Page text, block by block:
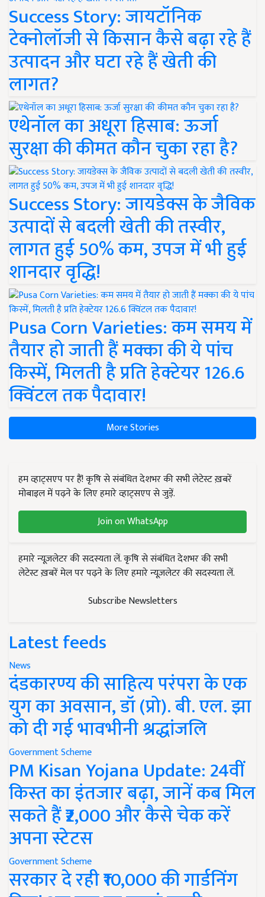
Success Story: जायटॉनिक
टेक्नोलॉजी से किसान कैसे बढ़ा रहे हैं
उत्पादन और घटा रहे हैं खेती की
लागत?
एथेनॉल का अधूरा हिसाब: ऊर्जा
सुरक्षा की कीमत कौन चुका रहा है?
Success Story: जायडेक्स के जैविक
उत्पादों से बदली खेती की तस्वीर,
लागत हुई 50% कम, उपज में भी हुई
शानदार वृद्धि!
Pusa Corn Varieties: कम समय में
तैयार हो जाती हैं मक्का की ये पांच
किस्में, मिलती है प्रति हेक्टेयर 126.6
क्विंटल तक पैदावार!
More Stories
हम व्हाट्सएप पर हैं! कृषि से संबंधित देशभर की सभी लेटेस्ट ख़बरें
मोबाइल में पढ़ने के लिए हमारे व्हाट्सएप से जुड़ें.
Join on WhatsApp
हमारे न्यूज़लेटर की सदस्यता लें. कृषि से संबंधित देशभर की सभी
लेटेस्ट ख़बरें मेल पर पढ़ने के लिए हमारे न्यूज़लेटर की सदस्यता लें.
Subscribe Newsletters
Latest feeds
News
दंडकारण्य की साहित्य परंपरा के एक
युग का अवसान, डॉ (प्रो). बी. एल. झा
को दी गई भावभीनी श्रद्धांजलि
Government Scheme
PM Kisan Yojana Update: 24वीं
किस्त का इंतजार बढ़ा, जानें कब मिल
सकते हैं ₹2,000 और कैसे चेक करें
अपना स्टेटस
Government Scheme
सरकार दे रही ₹10,000 की गार्डनिंग